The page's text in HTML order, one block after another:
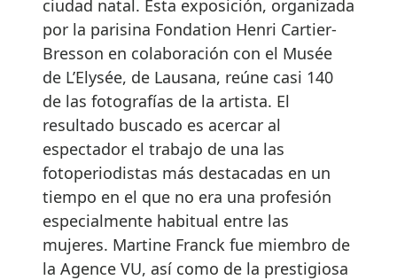
ciudad natal. Esta exposición, organizada
por la parisina Fondation Henri Cartier-
Bresson en colaboración con el Musée
de L’Elysée, de Lausana, reúne casi 140
de las fotografías de la artista. El
resultado buscado es acercar al
espectador el trabajo de una las
fotoperiodistas más destacadas en un
tiempo en el que no era una profesión
especialmente habitual entre las
mujeres. Martine Franck fue miembro de
la Agence VU, así como de la prestigiosa